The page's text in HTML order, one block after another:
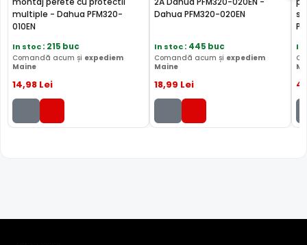
multiple - Dahua PFM320-
010EN
In stoc: 215 buc
Comandă acum și expediem
Maine
14,98 Lei
Dahua PFM320-020EN
In stoc: 445 buc
Comandă acum și expediem
Maine
18,99 Lei
In